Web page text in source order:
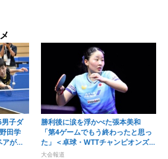
男子ダ
田学
が第1
勝利後に涙を浮かべた張本美和
「第4ゲームでもう終わったと思っ
た」＜卓球・WTTチャンピオンズ横
浜2026＞
大会報道